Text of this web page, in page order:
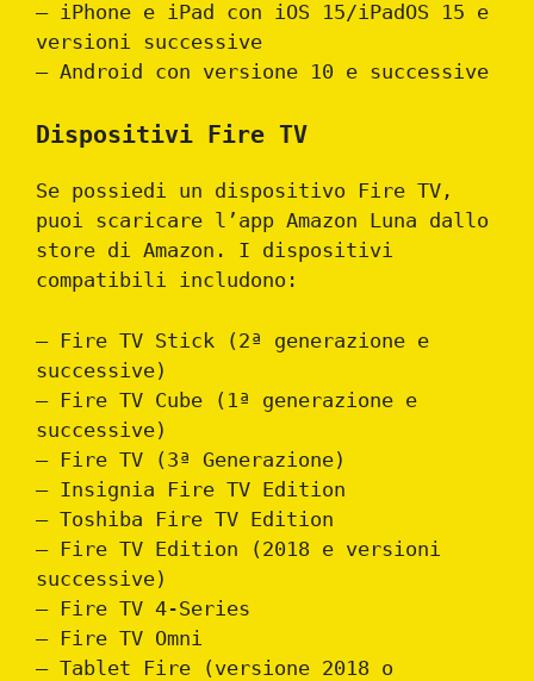
– iPhone e iPad con iOS 15/iPadOS 15 e
versioni successive
– Android con versione 10 e successive
Dispositivi Fire TV
Se possiedi un dispositivo Fire TV,
puoi scaricare l’app Amazon Luna dallo
store di Amazon. I dispositivi
compatibili includono:
– Fire TV Stick (2ª generazione e
successive)
– Fire TV Cube (1ª generazione e
successive)
– Fire TV (3ª Generazione)
– Insignia Fire TV Edition
– Toshiba Fire TV Edition
– Fire TV Edition (2018 e versioni
successive)
– Fire TV 4-Series
– Fire TV Omni
– Tablet Fire (versione 2018 o